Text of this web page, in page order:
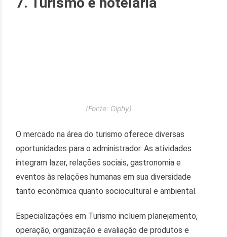
(Fonte: Giphy)
O mercado na área do turismo oferece diversas
oportunidades para o administrador. As atividades
integram lazer, relações sociais, gastronomia e
eventos às relações humanas em sua diversidade
tanto econômica quanto sociocultural e ambiental.
Especializações em Turismo incluem planejamento,
operação, organização e avaliação de produtos e